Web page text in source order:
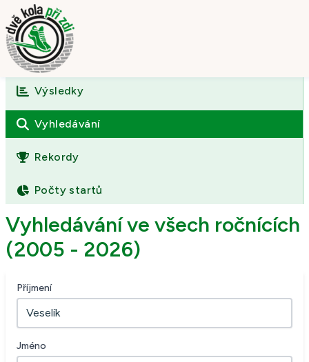
Úvod
O závodě
Výsledky
Fotogalerie
Kontakt
Výsledky
Vyhledávání
Rekordy
Počty startů
Vyhledávání ve všech ročnících
(2005 - 2026)
Příjmení
Jméno